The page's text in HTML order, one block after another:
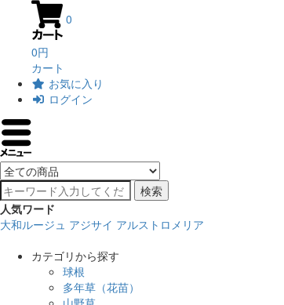
0
0円
カート
お気に入り
ログイン
検索
人気ワード
大和ルージュ アジサイ アルストロメリア
カテゴリから探す
球根
多年草（花苗）